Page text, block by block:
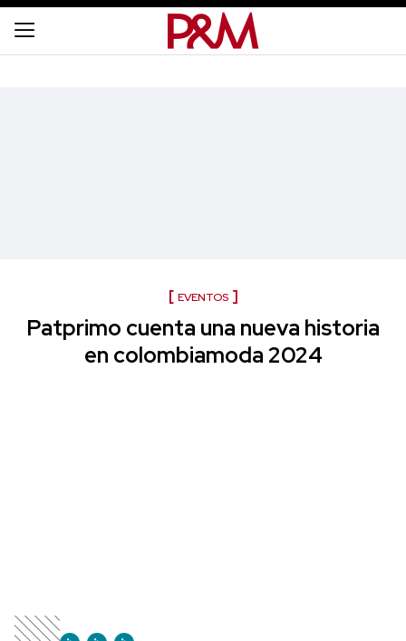
EVENTOS
Patprimo cuenta una nueva historia
en colombiamoda 2024